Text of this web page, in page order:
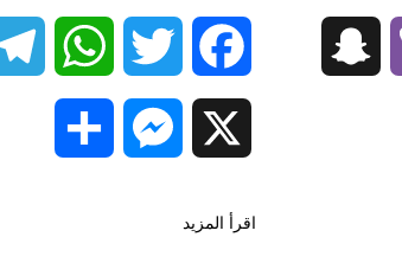
Viber
Snapchat
Facebook
Twitter
Messenger
اقرأ المزيد